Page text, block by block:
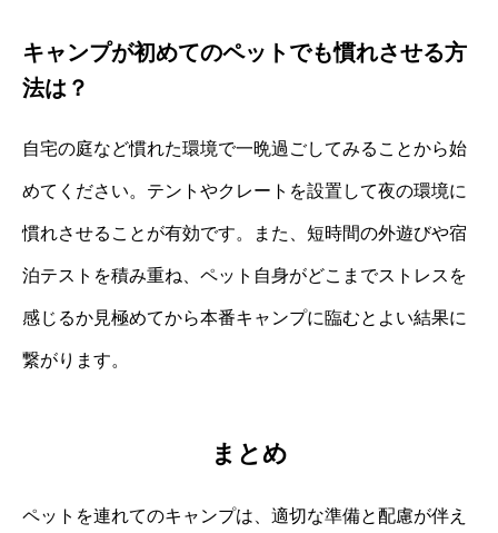
キャンプが初めてのペットでも慣れさせる方
法は？
自宅の庭など慣れた環境で一晩過ごしてみることから始
めてください。テントやクレートを設置して夜の環境に
慣れさせることが有効です。また、短時間の外遊びや宿
泊テストを積み重ね、ペット自身がどこまでストレスを
感じるか見極めてから本番キャンプに臨むとよい結果に
繋がります。
まとめ
ペットを連れてのキャンプは、適切な準備と配慮が伴え